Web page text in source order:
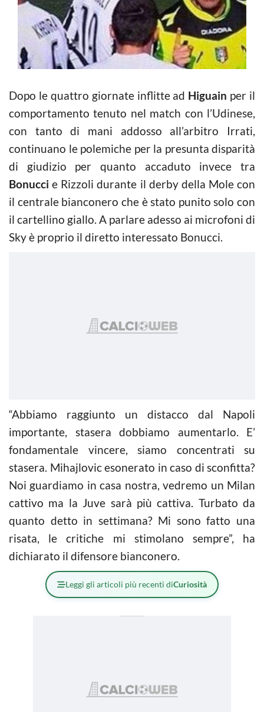
Dopo le quattro giornate inflitte ad Higuain per il
comportamento tenuto nel match con l’Udinese,
con tanto di mani addosso all’arbitro Irrati,
continuano le polemiche per la presunta disparità
di giudizio per quanto accaduto invece tra
Bonucci e Rizzoli durante il derby della Mole con
il centrale bianconero che è stato punito solo con
il cartellino giallo. A parlare adesso ai microfoni di
Sky è proprio il diretto interessato Bonucci.
“Abbiamo raggiunto un distacco dal Napoli
importante, stasera dobbiamo aumentarlo. E’
fondamentale vincere, siamo concentrati su
stasera. Mihajlovic esonerato in caso di sconfitta?
Noi guardiamo in casa nostra, vedremo un Milan
cattivo ma la Juve sarà più cattiva. Turbato da
quanto detto in settimana? Mi sono fatto una
risata, le critiche mi stimolano sempre”, ha
dichiarato il difensore bianconero.
Leggi gli articoli più recenti diCuriosità